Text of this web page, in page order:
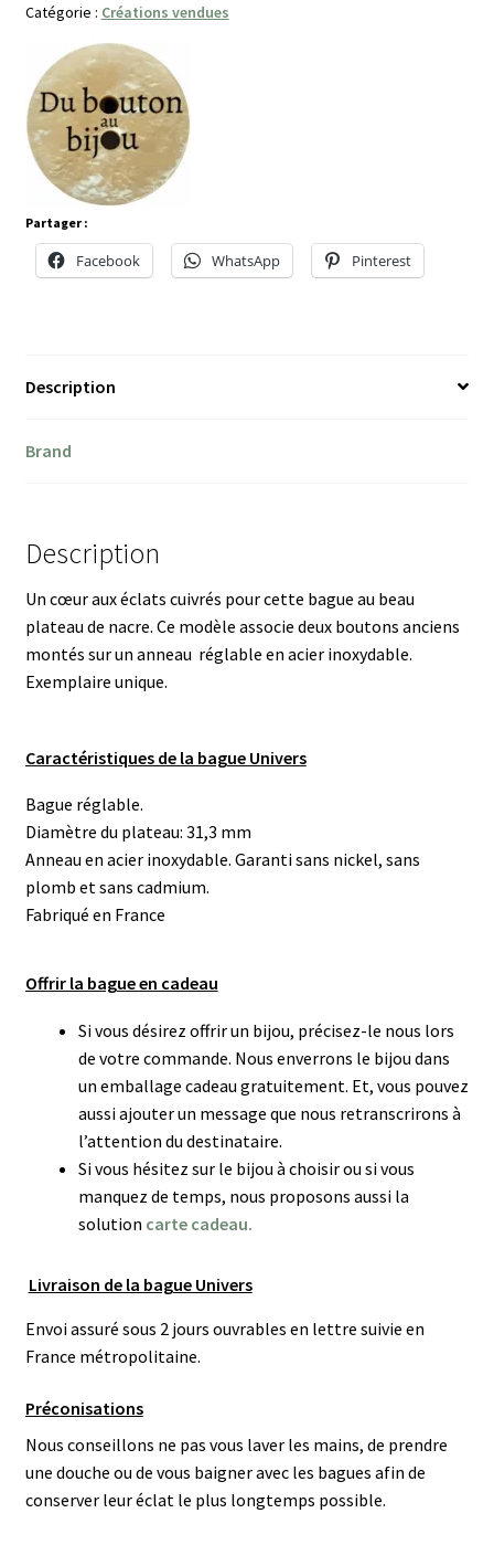
Catégorie : Créations vendues
Partager :
Facebook WhatsApp Pinterest
Description
Brand
Description
Un cœur aux éclats cuivrés pour cette bague au beau
plateau de nacre. Ce modèle associe deux boutons anciens
montés sur un anneau réglable en acier inoxydable.
Exemplaire unique.
Caractéristiques de la bague Univers
Bague réglable.
Diamètre du plateau: 31,3 mm
Anneau en acier inoxydable. Garanti sans nickel, sans
plomb et sans cadmium.
Fabriqué en France
Offrir la bague en cadeau
Si vous désirez offrir un bijou, précisez-le nous lors
de votre commande. Nous enverrons le bijou dans
un emballage cadeau gratuitement. Et, vous pouvez
aussi ajouter un message que nous retranscrirons à
l’attention du destinataire.
Si vous hésitez sur le bijou à choisir ou si vous
manquez de temps, nous proposons aussi la
solution carte cadeau.
Livraison de la bague Univers
Envoi assuré sous 2 jours ouvrables en lettre suivie en
France métropolitaine.
Préconisations
Nous conseillons ne pas vous laver les mains, de prendre
une douche ou de vous baigner avec les bagues afin de
conserver leur éclat le plus longtemps possible.